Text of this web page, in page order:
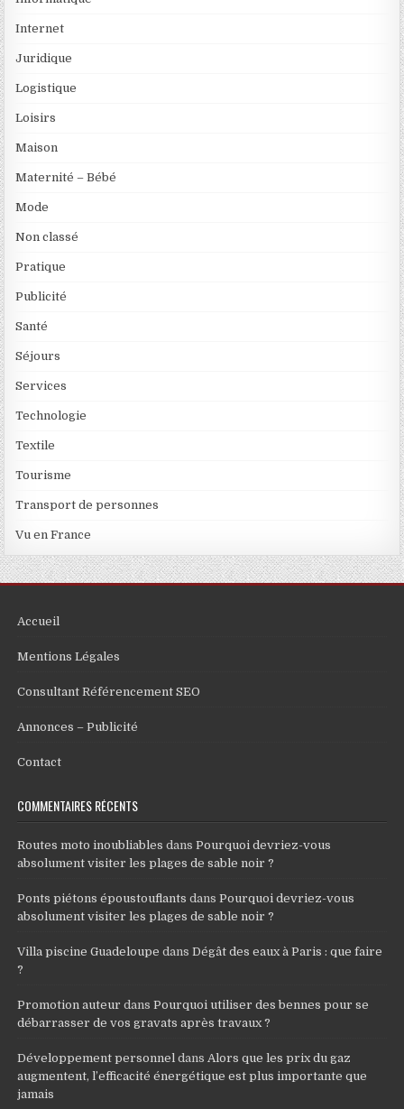
Internet
Juridique
Logistique
Loisirs
Maison
Maternité – Bébé
Mode
Non classé
Pratique
Publicité
Santé
Séjours
Services
Technologie
Textile
Tourisme
Transport de personnes
Vu en France
Accueil
Mentions Légales
Consultant Référencement SEO
Annonces – Publicité
Contact
COMMENTAIRES RÉCENTS
Routes moto inoubliables dansPourquoi devriez-vous
absolument visiter les plages de sable noir ?
Ponts piétons époustouflants dansPourquoi devriez-vous
absolument visiter les plages de sable noir ?
Villa piscine Guadeloupe dansDégât des eaux à Paris : que faire
?
Promotion auteur dansPourquoi utiliser des bennes pour se
débarrasser de vos gravats après travaux ?
Développement personnel dans Alors que les prix du gaz
augmentent, l’efficacité énergétique est plus importante que
jamais